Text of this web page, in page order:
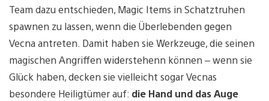
Team dazu entschieden, Magic Items in Schatztruhen
spawnen zu lassen, wenn die Überlebenden gegen
Vecna antreten. Damit haben sie Werkzeuge, die seinen
magischen Angriffen widerstehenn können – wenn sie
Glück haben, decken sie vielleicht sogar Vecnas
besondere Heiligtümer auf: die Hand und das Auge